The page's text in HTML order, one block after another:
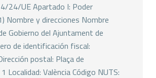
24/UE Apartado I: Poder
Nombre y direcciones Nombre
Gobierno del Ajuntament de
de identificación fiscal:
postal: Plaça de
Localidad: València Código NUTS: